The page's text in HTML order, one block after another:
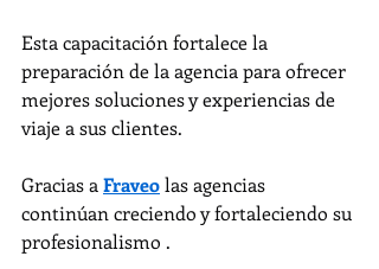
Esta capacitación fortalece la
preparación de la agencia para ofrecer
mejores soluciones y experiencias de
viaje a sus clientes.
Gracias a Fraveo las agencias
continúan creciendo y fortaleciendo su
profesionalismo .